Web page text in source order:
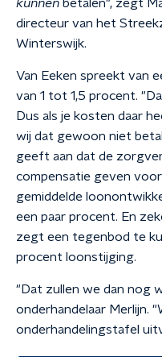
kunnen betalen", zegt
directeur van het
Winterswijk.
Van Eeken spreekt van
van 1 tot 1,5 procent.
Dus als je kosten daar
wij dat gewoon niet
geeft aan dat de
compensatie geven
gemiddelde
een paar procent. En
zegt een tegenbod te
procent loonstijging.
"Dat zullen we dan nog
onderhandelaar Merlijn.
onderhandelingstafel